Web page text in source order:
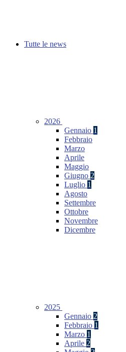
Tutte le news
2026
Gennaio 1
Febbraio
Marzo
Aprile
Maggio
Giugno 2
Luglio 1
Agosto
Settembre
Ottobre
Novembre
Dicembre
2025
Gennaio 2
Febbraio 1
Marzo 1
Aprile 2